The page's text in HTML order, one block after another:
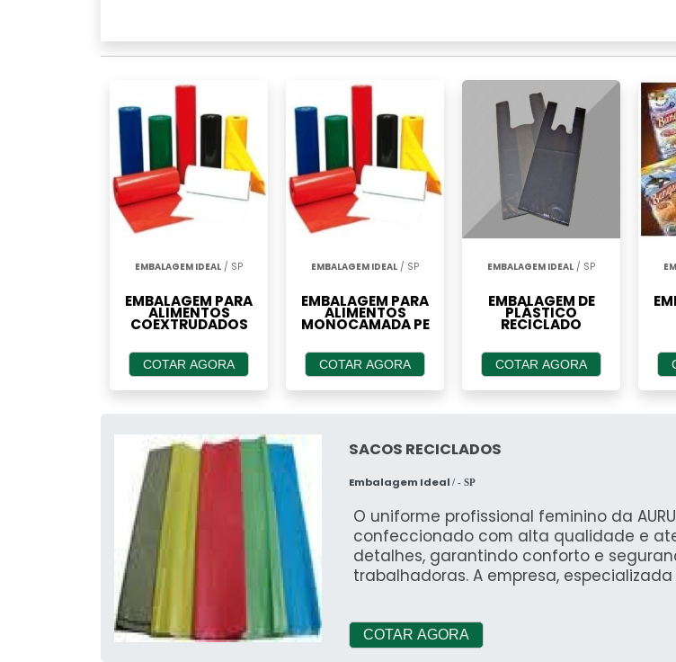
EMBALAGEM IDEAL / SP
EMBALAGEM PARA
ALIMENTOS
COEXTRUDADOS
COTAR AGORA
EMBALAGEM IDEAL / SP
EMBALAGEM PARA
ALIMENTOS
MONOCAMADA PE
COTAR AGORA
EMBALAGEM IDEAL / SP
EMBALAGEM DE
PLÁSTICO
RECICLADO
COTAR AGORA
SACOS RECICLADOS
Embalagem Ideal/ - SP
O uniforme profissional feminino da
confeccionado com alta qualidade e
detalhes, garantindo conforto e
trabalhadoras. A empresa, especializada
destaca na produção de uniformes
sociais.Com um atendimento
COTAR AGORA